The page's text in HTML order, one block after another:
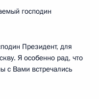
господин
Президент, для
Я особенно рад, что
с Вами встречались